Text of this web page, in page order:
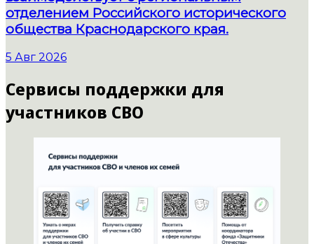
отделением Российского исторического
общества Краснодарского края.
5 Авг 2026
Сервисы поддержки для
участников СВО